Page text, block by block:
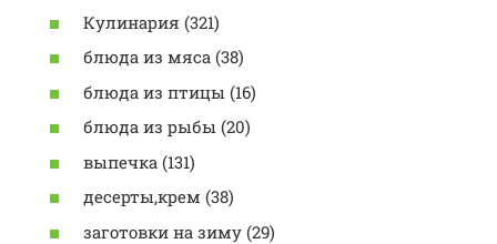
Кулинария (321)
блюда из мяса (38)
блюда из птицы (16)
блюда из рыбы (20)
выпечка (131)
десерты,крем (38)
заготовки на зиму (29)